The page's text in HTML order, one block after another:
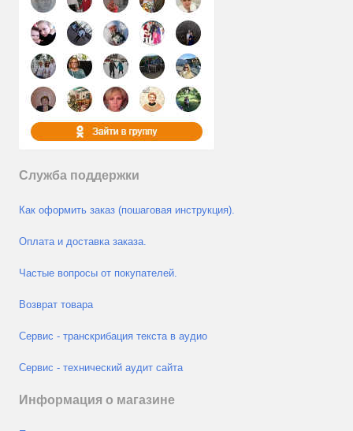
Служба поддержки
Как оформить заказ (пошаговая инструкция).
Оплата и доставка заказа.
Частые вопросы от покупателей.
Возврат товара
Сервис - транскрибация текста в аудио
Сервис - технический аудит сайта
Информация о магазине